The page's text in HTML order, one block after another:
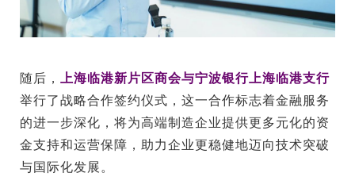
随后，
上海临港新片区商会与宁波银行上海临港支行
举行了战略合作签约仪式，这一合作标志着金融服务
的进一步深化，将为高端制造企业提供更多元化的资
金支持和运营保障，助力企业更稳健地迈向技术突破
与国际化发展。